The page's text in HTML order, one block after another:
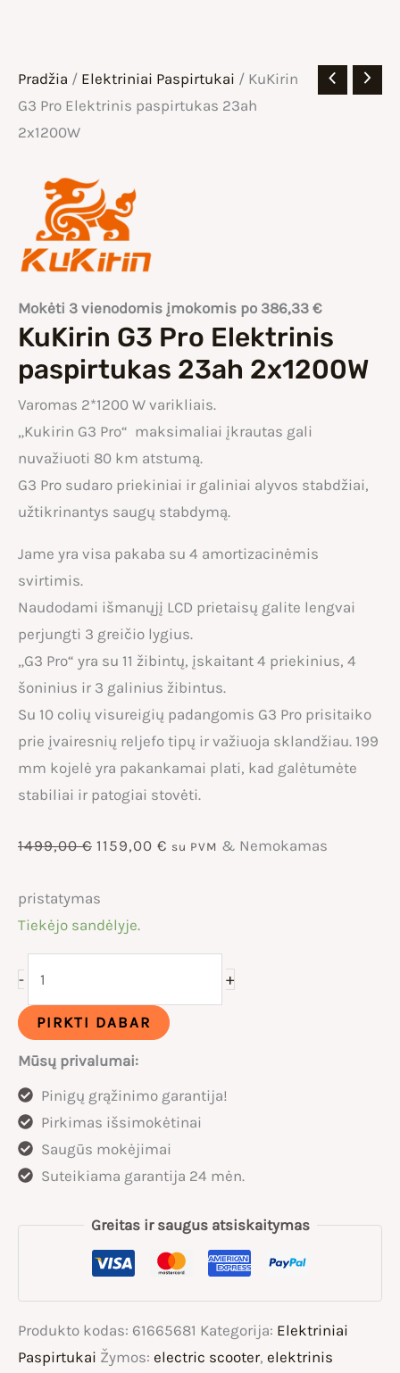
Pradžia / Elektriniai Paspirtukai / KuKirin
G3 Pro Elektrinis paspirtukas 23ah
2x1200W
Mokėti 3 vienodomis įmokomis po 386,33 €
KuKirin G3 Pro Elektrinis
paspirtukas 23ah 2x1200W
Varomas 2*1200 W varikliais.
„Kukirin G3 Pro“ maksimaliai įkrautas gali
nuvažiuoti 80 km atstumą.
G3 Pro sudaro priekiniai ir galiniai alyvos stabdžiai,
užtikrinantys saugų stabdymą.
Jame yra visa pakaba su 4 amortizacinėmis
svirtimis.
Naudodami išmanųjį LCD prietaisų galite lengvai
perjungti 3 greičio lygius.
„G3 Pro“ yra su 11 žibintų, įskaitant 4 priekinius, 4
šoninius ir 3 galinius žibintus.
Su 10 colių visureigių padangomis G3 Pro prisitaiko
prie įvairesnių reljefo tipų ir važiuoja sklandžiau. 199
mm kojelė yra pakankamai plati, kad galėtumėte
stabiliai ir patogiai stovėti.
1499,00€ Original
was:
1159,00 € Current
1159,00 €.
su PVM & Nemokamas
pristatymas
Tiekėjo sandėlyje.
-
KuKirin
Elektrinis
paspirtukas
23ah
2x1200W
+
PIRKTI DABAR
Mūsų privalumai:
Pinigų grąžinimo garantija!
Pirkimas išsimokėtinai
Saugūs mokėjimai
Suteikiama garantija 24 mėn.
Greitas ir saugus atsiskaitymas
Produkto kodas: 61665681 Kategorija: Elektriniai
Paspirtukai Žymos: electric scooter, elektrinis